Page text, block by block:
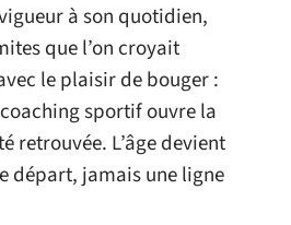
à son quotidien,
que l’on croyait
le plaisir de bouger :
sportif ouvre la
retrouvée. L’âge devient
départ, jamais une ligne